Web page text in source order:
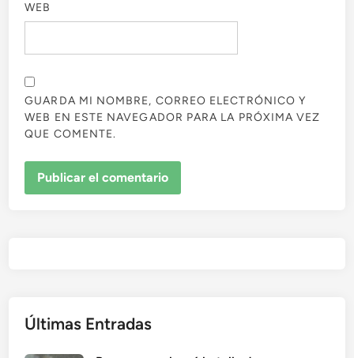
WEB
GUARDA MI NOMBRE, CORREO ELECTRÓNICO Y
WEB EN ESTE NAVEGADOR PARA LA PRÓXIMA VEZ
QUE COMENTE.
Últimas Entradas